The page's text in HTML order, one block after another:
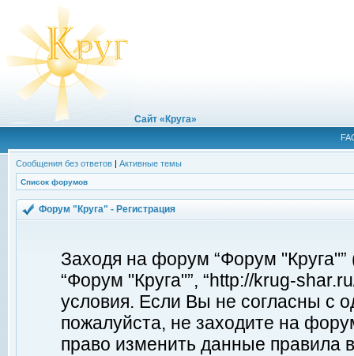
Сайт «Круга»
Сообщения без ответов | Активные темы
Список форумов
Форум "Круга" - Регистрация
Заходя на форум “Форум
“Форум "Круга"”, “http://krug-
условия. Если Вы не согласны с
пожалуйста, не заходите на
право изменить данные правила